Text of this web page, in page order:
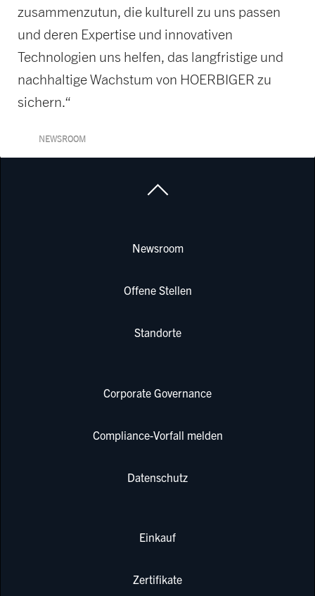
zusammenzutun, die kulturell zu uns passen
und deren Expertise und innovativen
Technologien uns helfen, das langfristige und
nachhaltige Wachstum von HOERBIGER zu
sichern.“
NEWSROOM
Newsroom
Offene Stellen
Standorte
Corporate Governance
Compliance-Vorfall melden
Datenschutz
Einkauf
Zertifikate